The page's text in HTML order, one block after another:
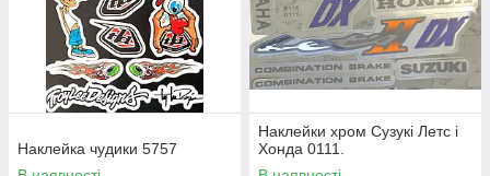
Наклейка чудики 5757
Наклейки хром Сузукі Летс і
Хонда 0111.